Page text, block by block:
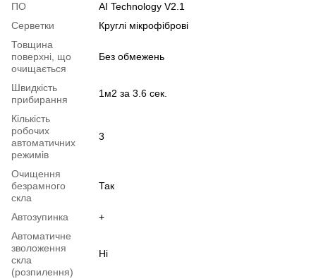
ПО
AI Technology V2.1
Серветки
Круглі мікрофіброві
Товщина
поверхні, що
очищається
Без обмежень
Швидкість
прибирання
1м2 за 3.6 сек.
Кількість
робочих
автоматичних
режимів
3
Очищення
безрамного
скла
Так
Автозупинка
+
Автоматичне
зволоження
скла
(розпилення)
Ні